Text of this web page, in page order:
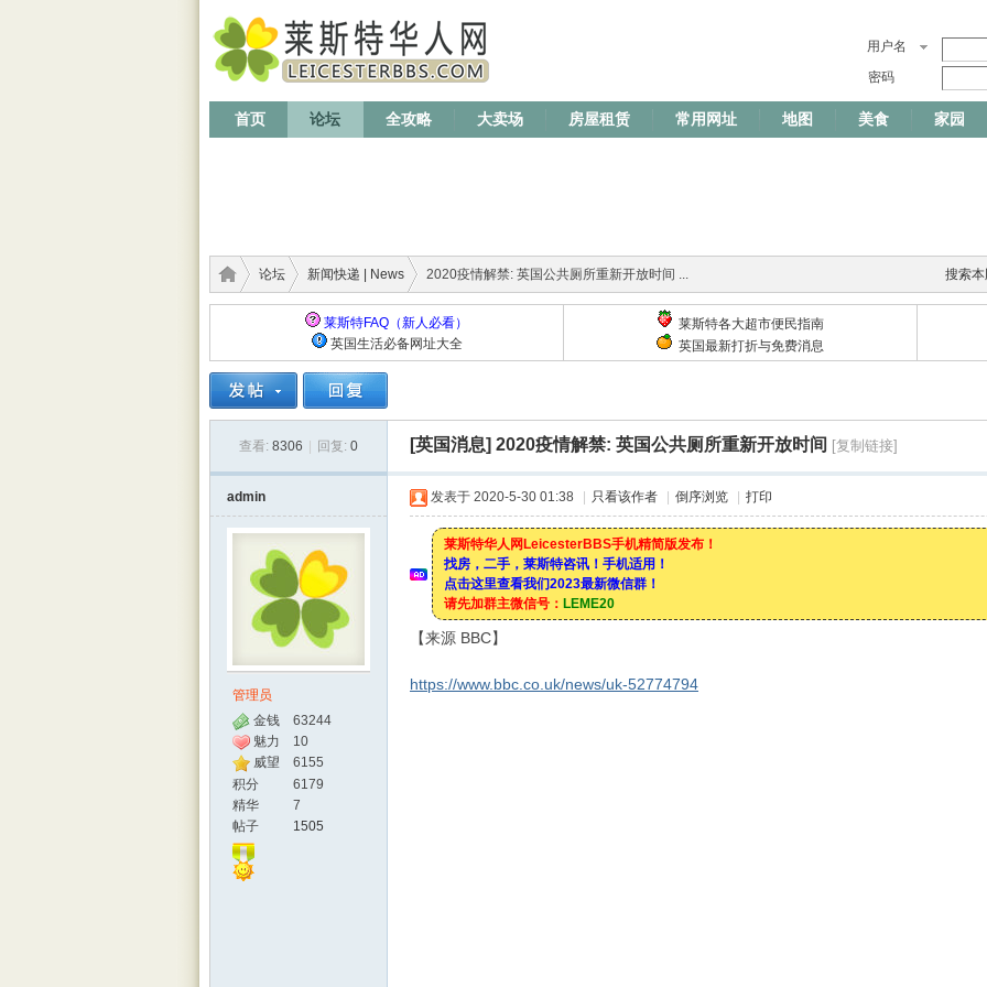
用户名
密码
首页 论坛 全攻略 大卖场 房屋租赁 常用网址 地图 美食 家园
搜索
人网
论坛 新闻快递 | News 2020疫情解禁: 英国公共厕所重新开放时间 ...
莱斯特FAQ（新人必看）
英国生活必备网址大全
莱斯特各大超市便民指南
英国最新打折与免费消息
查看: 8306 回复: 0 [英国消息] 2020疫情解禁: 英国公共厕所重新开放时间 [复制链接]
admin
管理员
金钱
63244
魅力
10
威望
6155
积分
6179
精华
7
帖子
1505
发表于 2020-5-30 01:38 只看该作者 倒序浏览 打印
莱斯特华人网LeicesterBBS手机精简版发布！
找房，二手，莱斯特咨讯！手机适用！
点击这里查看我们2023最新微信群！
请先加群主微信号： LEME20
【来源 BBC】
https://www.bbc.co.uk/news/uk-52774794